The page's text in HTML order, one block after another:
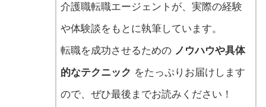
介護職転職エージェントが、実際の経験
や体験談をもとに執筆しています。
転職を成功させるための ノウハウや具体
的なテクニック をたっぷりお届けします
ので、ぜひ最後までお読みください！